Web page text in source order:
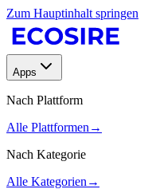
Zum Hauptinhalt springen
Apps
Nach Plattform
Alle Plattformen →
Nach Kategorie
Alle Kategorien →